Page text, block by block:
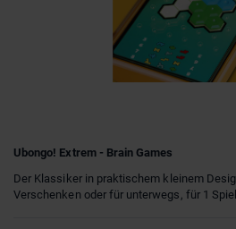
Ubongo! Extrem - Brain Games
Der Klassiker in praktischem kleinem
Verschenken oder für unterwegs, für 1